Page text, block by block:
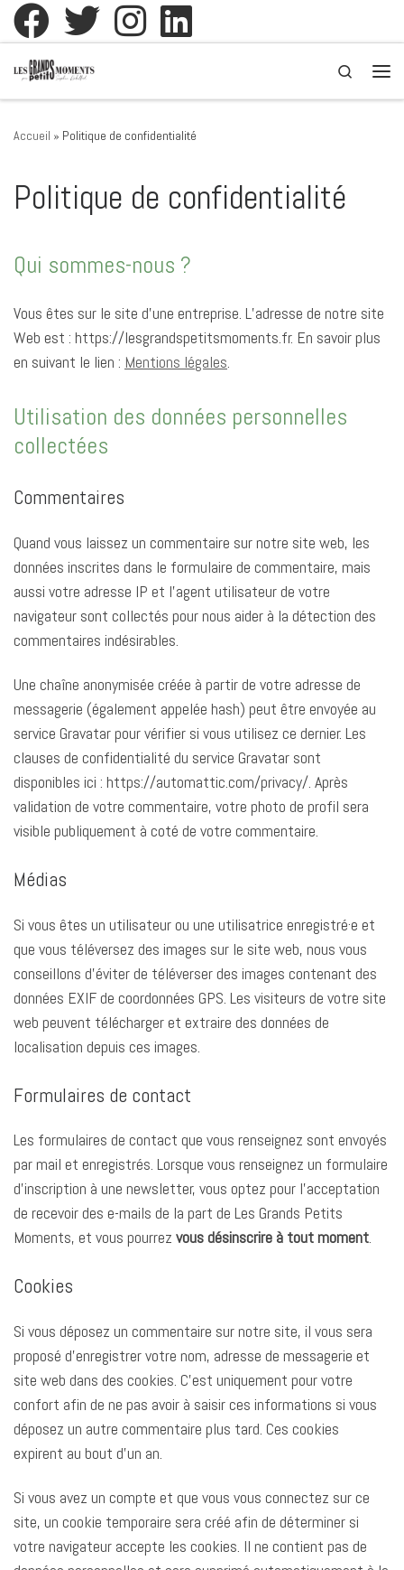
Passer au contenu
Search
Accueil » Politique de confidentialité
Politique de confidentialité
Qui sommes-nous ?
Vous êtes sur le site d’une entreprise. L’adresse de notre site
Web est : https://lesgrandspetitsmoments.fr. En savoir plus
en suivant le lien : Mentions légales.
Utilisation des données personnelles
collectées
Commentaires
Quand vous laissez un commentaire sur notre site web, les
données inscrites dans le formulaire de commentaire, mais
aussi votre adresse IP et l’agent utilisateur de votre
navigateur sont collectés pour nous aider à la détection des
commentaires indésirables.
Une chaîne anonymisée créée à partir de votre adresse de
messagerie (également appelée hash) peut être envoyée au
service Gravatar pour vérifier si vous utilisez ce dernier. Les
clauses de confidentialité du service Gravatar sont
disponibles ici : https://automattic.com/privacy/. Après
validation de votre commentaire, votre photo de profil sera
visible publiquement à coté de votre commentaire.
Médias
Si vous êtes un utilisateur ou une utilisatrice enregistré·e et
que vous téléversez des images sur le site web, nous vous
conseillons d’éviter de téléverser des images contenant des
données EXIF de coordonnées GPS. Les visiteurs de votre site
web peuvent télécharger et extraire des données de
localisation depuis ces images.
Formulaires de contact
Les formulaires de contact que vous renseignez sont envoyés
par mail et enregistrés. Lorsque vous renseignez un formulaire
d’inscription à une newsletter, vous optez pour l’acceptation
de recevoir des e-mails de la part de Les Grands Petits
Moments, et vous pourrez vous désinscrire à tout moment.
Cookies
Si vous déposez un commentaire sur notre site, il vous sera
proposé d’enregistrer votre nom, adresse de messagerie et
site web dans des cookies. C’est uniquement pour votre
confort afin de ne pas avoir à saisir ces informations si vous
déposez un autre commentaire plus tard. Ces cookies
expirent au bout d’un an.
Si vous avez un compte et que vous vous connectez sur ce
site, un cookie temporaire sera créé afin de déterminer si
votre navigateur accepte les cookies. Il ne contient pas de